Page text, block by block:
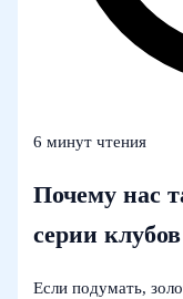
6 минут чтения
Почему нас
серии клубов
Если подумать,